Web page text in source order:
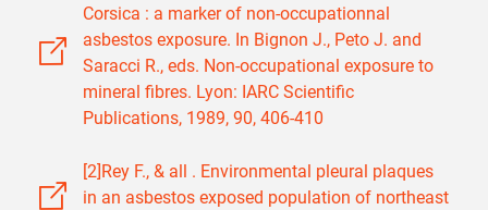
Corsica : a marker of non-occupationnal
asbestos exposure. In Bignon J., Peto J. and
Saracci R., eds. Non-occupational exposure to
mineral fibres. Lyon: IARC Scientific
Publications, 1989, 90, 406-410
[2]Rey F., & all . Environmental pleural plaques
in an asbestos exposed population of northeast